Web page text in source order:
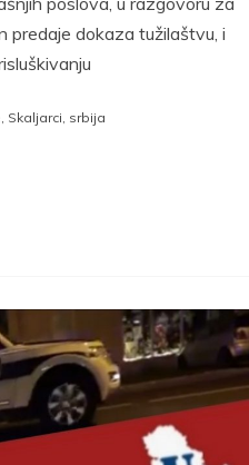
predaje dokaza tužilaštvu, i
Skaljarci srbija